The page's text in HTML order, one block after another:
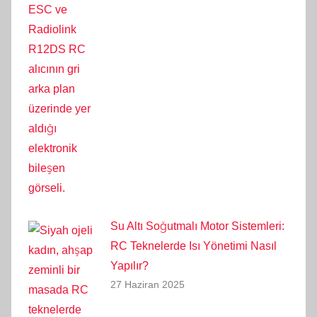
Su Altı Soğutmalı Motor Sistemleri:
RC Teknelerde Isı Yönetimi Nasıl
Yapılır?
27 Haziran 2025